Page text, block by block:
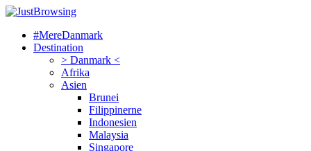
#MereDanmark
Destination
> Danmark <
Afrika
Asien
Brunei
Filippinerne
Indonesien
Malaysia
Singapore